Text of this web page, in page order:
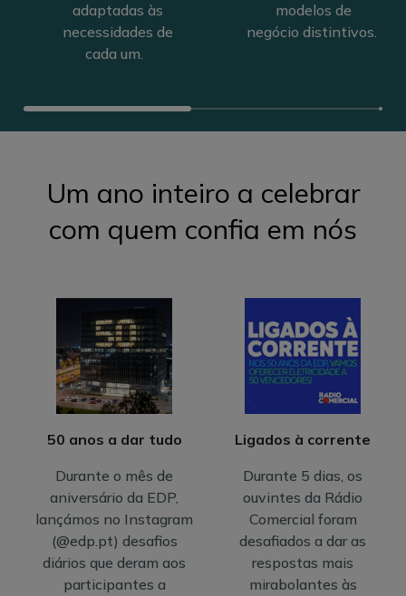
adaptadas às
necessidades de
cada um.
modelos de
negócio distintivos.
Um ano inteiro a celebrar
com quem confia em nós
50 anos a dar tudo
Durante o mês de
aniversário da EDP,
lançámos no Instagram
(@edp.pt) desafios
diários que deram aos
participantes a
Ligados à corrente
Durante 5 dias, os
ouvintes da Rádio
Comercial foram
desafiados a dar as
respostas mais
mirabolantes às